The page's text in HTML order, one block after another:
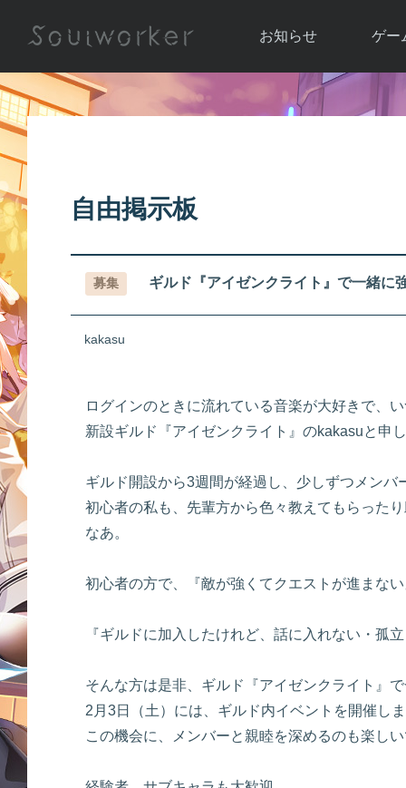
お知らせ
お知らせ一覧
ゲー
ソウ
アップ
自由掲示板
募集 ギルド『アイゼンクライト』で一緒に
kakasu
ログインのときに流れている音楽が大好きで、
新設ギルド『アイゼンクライト』のkakasuと申
ギルド開設から3週間が経過し、少しずつメン
初心者の私も、先輩方から色々教えてもらった
なあ。
初心者の方で、『敵が強くてクエストが進まな
『ギルドに加入したけれど、話に入れない・孤
そんな方は是非、ギルド『アイゼンクライト』
2月3日（土）には、ギルド内イベントを開催し
この機会に、メンバーと親睦を深めるのも楽し